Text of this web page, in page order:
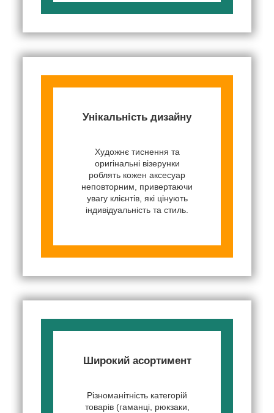
Унікальність дизайну
Художнє тиснення та
оригінальні візерунки
роблять кожен аксесуар
неповторним, привертаючи
увагу клієнтів, які цінують
індивідуальність та стиль.
Широкий асортимент
Різноманітність категорій
товарів (гаманці, рюкзаки,